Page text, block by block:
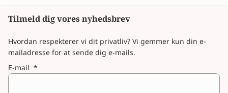
Tilmeld dig vores nyhedsbrev
E-mail *
Hvordan respekterer vi dit privatliv? Vi gemmer kun din e-
mailadresse for at sende dig e-mails.